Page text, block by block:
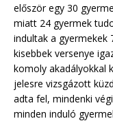
először egy 30
miatt 24 gyermek
indultak a gyermekek
kisebbek versenye
komoly akadályokkal
jelesre vizsgázott
adta fel, mindenki
minden induló